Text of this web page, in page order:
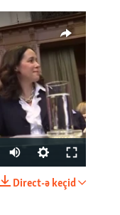
available
Direct-ə keçid